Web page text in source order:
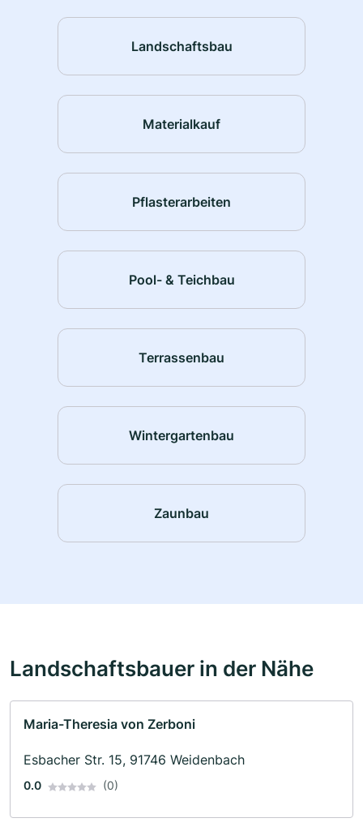
Landschaftsbau
Materialkauf
Pflasterarbeiten
Pool- & Teichbau
Terrassenbau
Wintergartenbau
Zaunbau
Landschaftsbauer in der Nähe
Maria-Theresia von Zerboni
Esbacher Str. 15, 91746 Weidenbach
0.0 (0)